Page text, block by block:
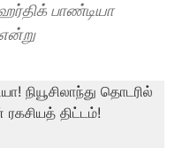
பாண்டியா